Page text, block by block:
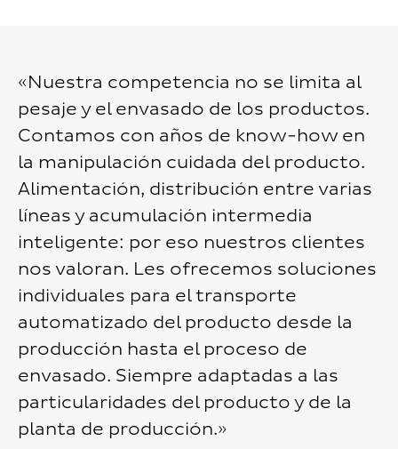
«Nuestra competencia no se limita al
pesaje y el envasado de los productos.
Contamos con años de know-how en
la manipulación cuidada del producto.
Alimentación, distribución entre varias
líneas y acumulación intermedia
inteligente: por eso nuestros clientes
nos valoran. Les ofrecemos soluciones
individuales para el transporte
automatizado del producto desde la
producción hasta el proceso de
envasado. Siempre adaptadas a las
particularidades del producto y de la
planta de producción.»